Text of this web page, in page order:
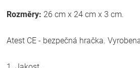
Rozměry: 26 cm x 24 cm x 3 cm.
Atest CE - bezpečná hračka.